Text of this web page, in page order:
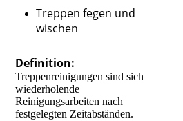
Treppen fegen und
wischen
Definition:
Treppenreinigungen sind sich
wiederholende
Reinigungsarbeiten nach
festgelegten Zeitabständen.